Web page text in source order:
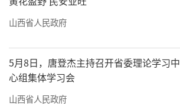
山西省人民政府
5月8日，唐登杰主持召开省委理论学习中
心组集体学习会
山西省人民政府